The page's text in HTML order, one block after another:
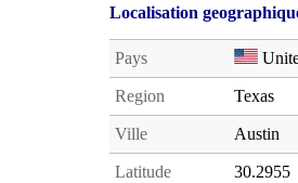
Localisation
Pays
Region Texas
Ville Austin
Latitude 30.2955